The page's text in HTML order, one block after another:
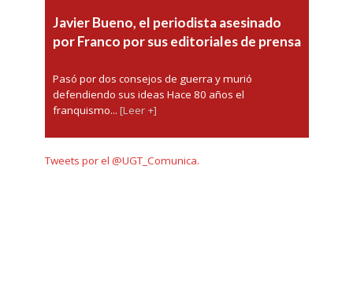
Javier Bueno, el periodista asesinado
por Franco por sus editoriales de prensa
Pasó por dos consejos de guerra y murió
defendiendo sus ideas Hace 80 años el
franquismo... [Leer +]
Tweets por el @UGT_Comunica.